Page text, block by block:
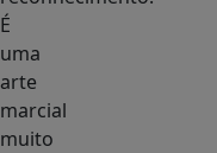
É
uma
arte
marcial
muito